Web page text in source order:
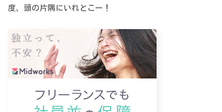
度、頭の片隅にいれとこー！